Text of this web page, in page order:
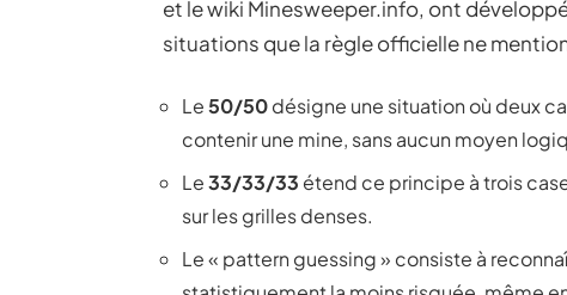
et le wiki Minesweeper.info, ont
situations que la règle officielle ne
Le50/50désigne une situation où deux
contenir une mine, sans aucun moyen
Le33/33/33 étend ce principe à trois
sur les grilles denses.
Le « pattern guessing » consiste à